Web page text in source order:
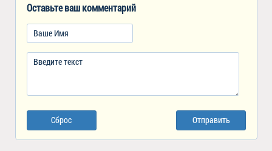
Оставьте ваш комментарий
Сброс Отправить